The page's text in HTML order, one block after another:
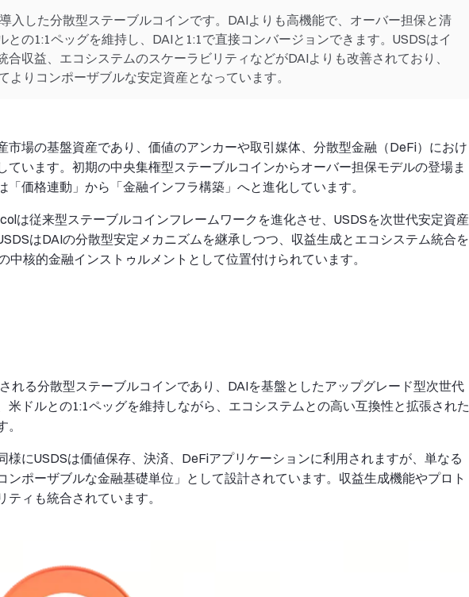
入した分散型ステーブルコインです。DAIよりも高機能で、オーバー担保と清
との1:1ペッグを維持し、DAIと1:1で直接コンバージョンできます。USDSはイ
合収益、エコシステムのスケーラビリティなどがDAIよりも改善されており、
よりコンポーザブルな安定資産となっています。
市場の基盤資産であり、価値のアンカーや取引媒体、分散型金融（DeFi）におけ
ています。初期の中央集権型ステーブルコインからオーバー担保モデルの登場ま
「価格連動」から「金融インフラ構築」へと進化しています。
は従来型ステーブルコインフレームワークを進化させ、USDSを次世代安定資産
はDAIの分散型安定メカニズムを継承しつつ、収益生成とエコシステム統合を
中核的金融インストゥルメントとして位置付けられています。
れる分散型ステーブルコインであり、DAIを基盤としたアップグレード型次世代
米ドルとの1:1ペッグを維持しながら、エコシステムとの高い互換性と拡張された
様にUSDSは価値保存、決済、DeFiアプリケーションに利用されますが、単なる
ンポーザブルな金融基礎単位」として設計されています。収益生成機能やプロト
ィも統合されています。